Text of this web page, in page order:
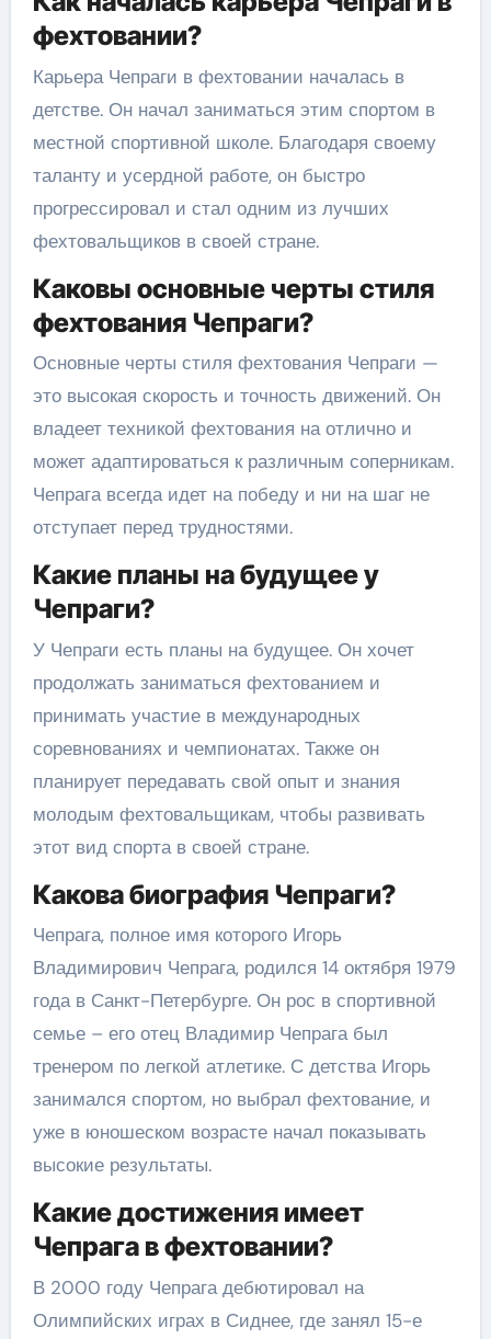
фехтовании?
Карьера Чепраги в фехтовании началась в
детстве. Он начал заниматься этим спортом в
местной спортивной школе. Благодаря своему
таланту и усердной работе, он быстро
прогрессировал и стал одним из лучших
фехтовальщиков в своей стране.
Каковы основные черты стиля
фехтования Чепраги?
Основные черты стиля фехтования Чепраги —
это высокая скорость и точность движений. Он
владеет техникой фехтования на отлично и
может адаптироваться к различным соперникам.
Чепрага всегда идет на победу и ни на шаг не
отступает перед трудностями.
Какие планы на будущее у
Чепраги?
У Чепраги есть планы на будущее. Он хочет
продолжать заниматься фехтованием и
принимать участие в международных
соревнованиях и чемпионатах. Также он
планирует передавать свой опыт и знания
молодым фехтовальщикам, чтобы развивать
этот вид спорта в своей стране.
Какова биография Чепраги?
Чепрага, полное имя которого Игорь
Владимирович Чепрага, родился 14 октября 1979
года в Санкт-Петербурге. Он рос в спортивной
семье – его отец Владимир Чепрага был
тренером по легкой атлетике. С детства Игорь
занимался спортом, но выбрал фехтование, и
уже в юношеском возрасте начал показывать
высокие результаты.
Какие достижения имеет
Чепрага в фехтовании?
В 2000 году Чепрага дебютировал на
Олимпийских играх в Сиднее, где занял 15-е